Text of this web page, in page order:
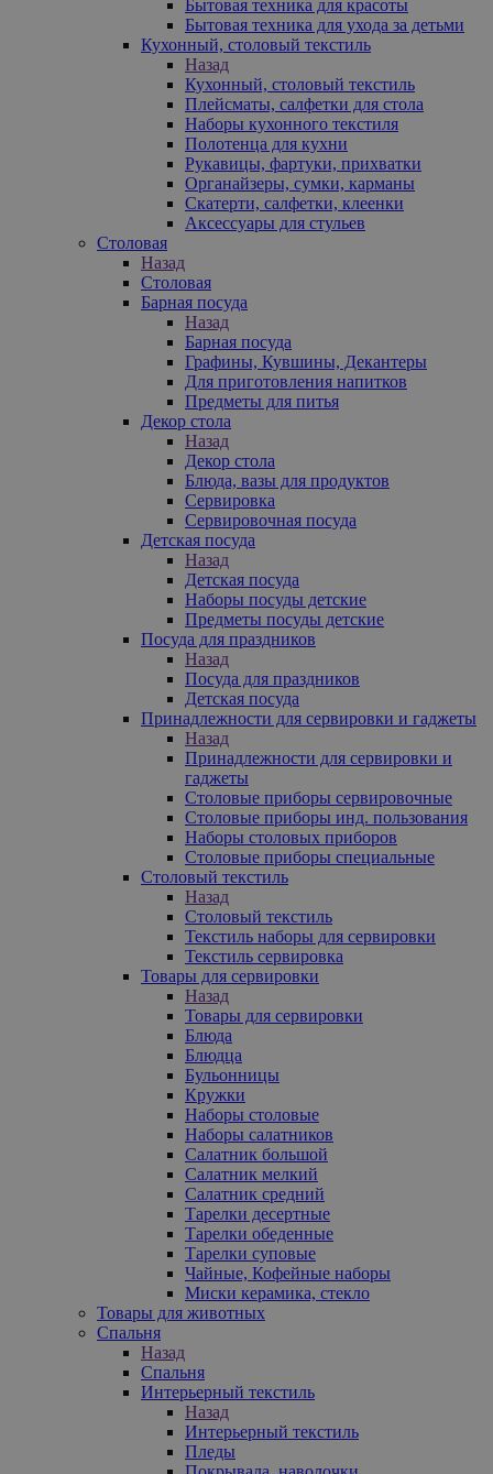
Бытовая техника для красоты
Бытовая техника для ухода за детьми
Кухонный, столовый текстиль
Назад
Кухонный, столовый текстиль
Плейсматы, салфетки для стола
Наборы кухонного текстиля
Полотенца для кухни
Рукавицы, фартуки, прихватки
Органайзеры, сумки, карманы
Скатерти, салфетки, клеенки
Аксессуары для стульев
Столовая
Назад
Столовая
Барная посуда
Назад
Барная посуда
Графины, Кувшины, Декантеры
Для приготовления напитков
Предметы для питья
Декор стола
Назад
Декор стола
Блюда, вазы для продуктов
Сервировка
Сервировочная посуда
Детская посуда
Назад
Детская посуда
Наборы посуды детские
Предметы посуды детские
Посуда для праздников
Назад
Посуда для праздников
Детская посуда
Принадлежности для сервировки и гаджеты
Назад
Принадлежности для сервировки и
гаджеты
Столовые приборы сервировочные
Столовые приборы инд. пользования
Наборы столовых приборов
Столовые приборы специальные
Столовый текстиль
Назад
Столовый текстиль
Текстиль наборы для сервировки
Текстиль сервировка
Товары для сервировки
Назад
Товары для сервировки
Блюда
Блюдца
Бульонницы
Кружки
Наборы столовые
Наборы салатников
Салатник большой
Салатник мелкий
Салатник средний
Тарелки десертные
Тарелки обеденные
Тарелки суповые
Чайные, Кофейные наборы
Миски керамика, стекло
Товары для животных
Спальня
Назад
Спальня
Интерьерный текстиль
Назад
Интерьерный текстиль
Пледы